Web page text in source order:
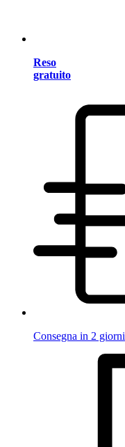
Reso
gratuito
Consegna in 2 giorni